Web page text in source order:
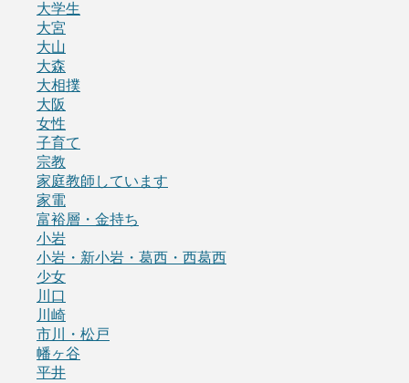
大学生
大宮
大山
大森
大相撲
大阪
女性
子育て
宗教
家庭教師しています
家電
富裕層・金持ち
小岩
小岩・新小岩・葛西・西葛西
少女
川口
川崎
市川・松戸
幡ヶ谷
平井